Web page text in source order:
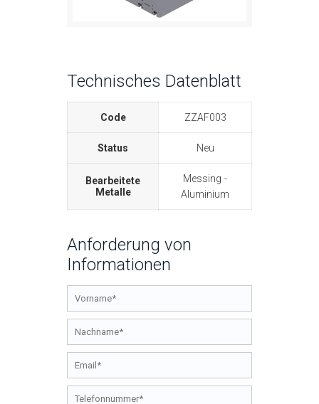
Technisches Datenblatt
Code ZZAF003
Status Neu
Bearbeitete
Metalle
Messing
Aluminium
Anforderung von
Informationen